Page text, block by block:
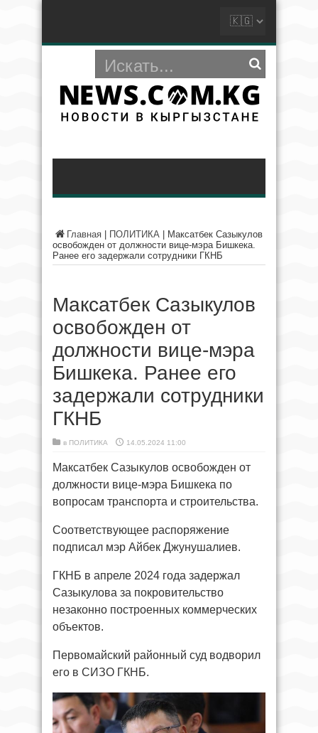
Главная ПОЛИТИКА
Максатбек Сазыкулов
освобожден от должности вице-мэра Бишкека.
Ранее его задержали сотрудники ГКНБ
Максатбек Сазыкулов
освобожден от
должности вице-мэра
Бишкека. Ранее его
задержали сотрудники
ГКНБ
в ПОЛИТИКА 14.05.2024 11:00
Максатбек Сазыкулов освобожден от
должности вице-мэра Бишкека по
вопросам транспорта и строительства.
Соответствующее распоряжение
подписал мэр Айбек Джунушалиев.
ГКНБ в апреле 2024 года задержал
Сазыкулова за покровительство
незаконно построенных коммерческих
объектов.
Первомайский районный суд водворил
его в СИЗО ГКНБ.